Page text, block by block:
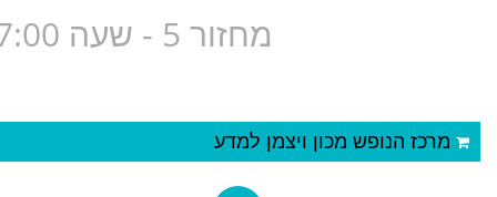
מחזור 5 - שעה 17:00 גיל 10-11- שיפור סגנון חזה- אנטולי
מרכז הנופש מכון ויצמן למדע